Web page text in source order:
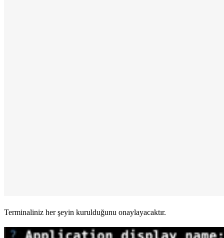
Terminaliniz her şeyin kurulduğunu onaylayacaktır.